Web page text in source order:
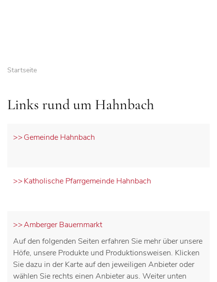
Startseite
Links rund um Hahnbach
Gemeinde Hahnbach
Katholische Pfarrgemeinde Hahnbach
Amberger Bauernmarkt
Auf den folgenden Seiten erfahren Sie mehr über unsere
Höfe, unsere Produkte und Produktionsweisen. Klicken
Sie dazu in der Karte auf den jeweiligen Anbieter oder
wählen Sie rechts einen Anbieter aus. Weiter unten